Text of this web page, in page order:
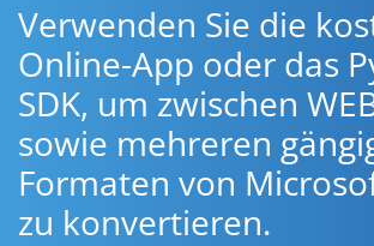
Verwenden Sie die
Online-App oder das
SDK, um zwischen
sowie mehreren
Formaten von
zu konvertieren.